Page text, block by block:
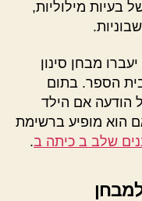
בעיות מילוליות,
מבחן סינון
הספר. בתום
הודעה אם הילד
הוא מופיע ברשימת
שלב ב כיתה ב.
למבחן